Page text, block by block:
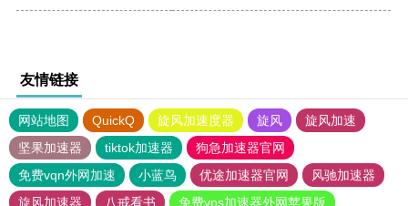
友情链接
网站地图 QuickQ 旋风加速度器 旋风
旋风加速
坚果加速器
tiktok加速器
狗急加速器官网
免费vqn外网加速
小蓝鸟 优途加速器官网
风驰加速器
旋风加速器
八戒看书 免费vps加速器外网苹果版